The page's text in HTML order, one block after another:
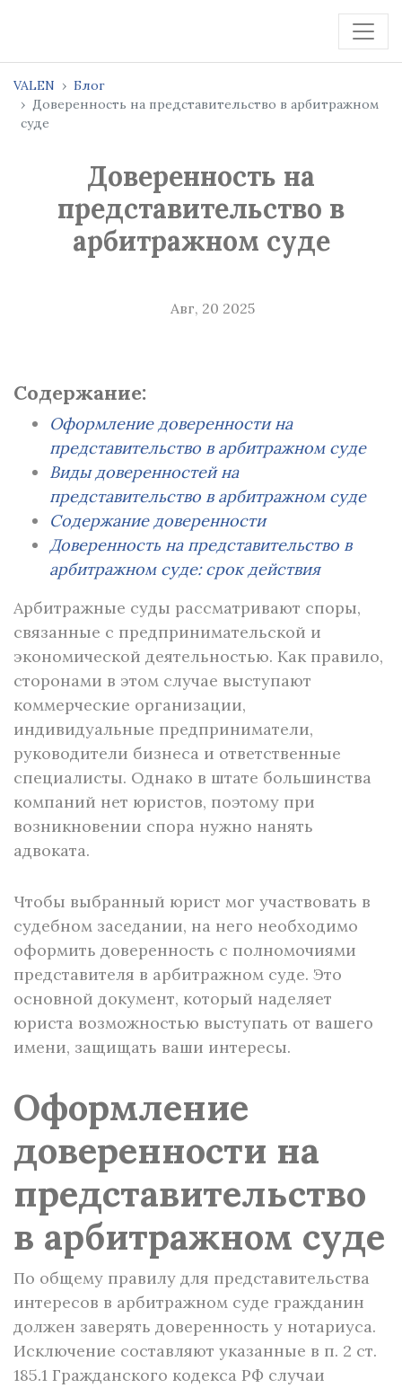
VALEN
Блог
Доверенность на представительство в арбитражном
суде
Доверенность на
представительство в
арбитражном суде
Авг, 20 2025
Содержание:
Оформление доверенности на
представительство в арбитражном суде
Виды доверенностей на
представительство в арбитражном суде
Содержание доверенности
Доверенность на представительство в
арбитражном суде: срок действия
Арбитражные суды рассматривают споры,
связанные с предпринимательской и
экономической деятельностью. Как правило,
сторонами в этом случае выступают
коммерческие организации,
индивидуальные предприниматели,
руководители бизнеса и ответственные
специалисты. Однако в штате большинства
компаний нет юристов, поэтому при
возникновении спора нужно нанять
адвоката.
Чтобы выбранный юрист мог участвовать в
судебном заседании, на него необходимо
оформить доверенность с полномочиями
представителя в арбитражном суде. Это
основной документ, который наделяет
юриста возможностью выступать от вашего
имени, защищать ваши интересы.
Оформление
доверенности на
представительство
в арбитражном суде
По общему правилу для представительства
интересов в арбитражном суде гражданин
должен заверять доверенность у нотариуса.
Исключение составляют указанные в п. 2 ст.
185.1 Гражданского кодекса РФ случаи